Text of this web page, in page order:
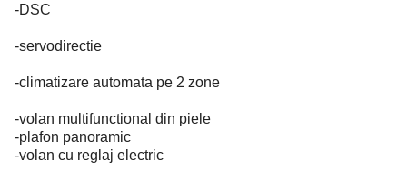
-DSC
-servodirectie
-climatizare automata pe 2 zone
-volan multifunctional din piele
-plafon panoramic
-volan cu reglaj electric